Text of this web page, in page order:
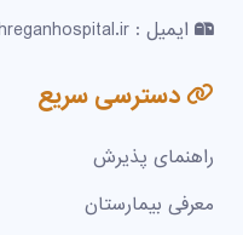
ایمیل : info@mehreganhospital.ir
دسترسی سریع
راهنمای پذیرش
معرفی بیمارستان